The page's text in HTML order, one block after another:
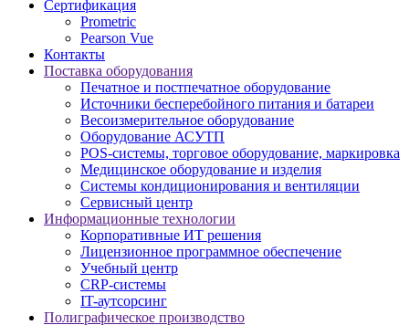
Сертификация
Prometric
Pearson Vue
Контакты
Поставка оборудования
Печатное и постпечатное оборудование
Источники бесперебойного питания и батареи
Весоизмерительное оборудование
Оборудование АСУТП
POS-системы, торговое оборудование, маркировка
Медицинское оборудование и изделия
Системы кондиционирования и вентиляции
Сервисный центр
Информационные технологии
Корпоративные ИТ решения
Лицензионное программное обеспечение
Учебный центр
CRP-системы
IT-аутсорсинг
Полиграфическое производство